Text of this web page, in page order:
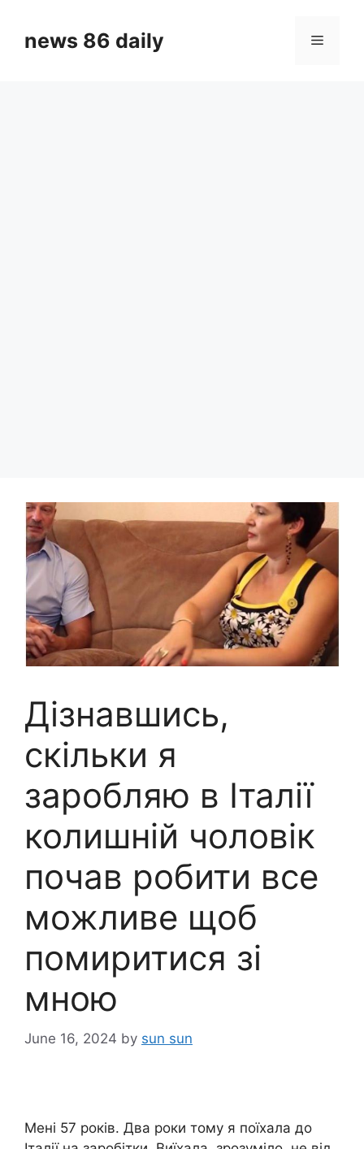
contentnews 86 daily Menu
Дізнавшись,
скільки я
заробляю в Італії
колишній чоловік
почав робити все
можливе щоб
помиритися зі
мною
June 16, 2024 by sun sun
Мені 57 років. Два роки тому я поїхала до